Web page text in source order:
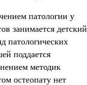
патологии у
занимается детский
патологических
поддается
методик
остеопату нет